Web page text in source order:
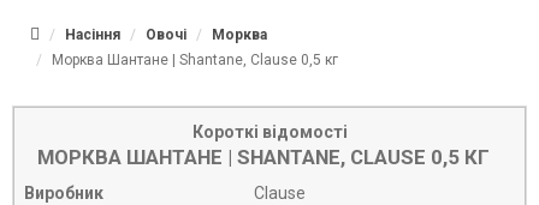
Насіння Овочі
Морква
Морква Шантане | Shantane, Clause 0,5 кг
Короткі відомості
МОРКВА ШАНТАНЕ | SHANTANE, CLAUSE 0,5 КГ
Виробник Clause